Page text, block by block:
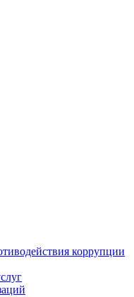
коррупции